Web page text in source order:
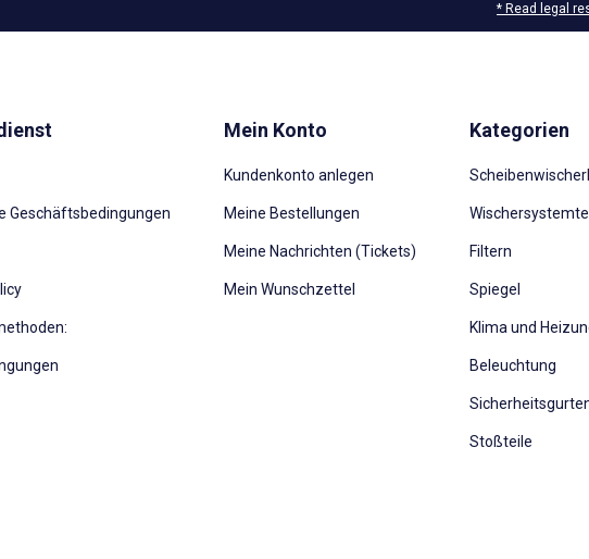
* Read legal
Geschäftsbedingungen
Mein Konto
Kundenkonto anlegen
Meine Bestellungen
Meine Nachrichten (Tickets)
Mein Wunschzettel
Kategorien
Filtern
Spiegel
Klima und
Beleuchtung
Stoßteile